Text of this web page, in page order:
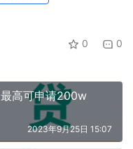
0 0
三湘银行湘Y贷：轻负债 轻查询 最高可申请200w
2023年9月25日 15:07